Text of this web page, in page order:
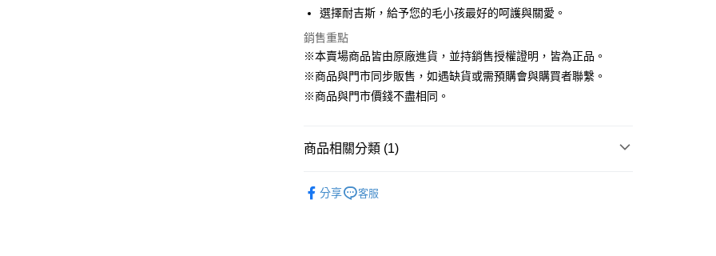
悠遊付
Google Pay
貨到付款
運送方式
每筆NT$85，滿NT$1,500(含以上)免運費
選擇耐吉斯，給予您的毛小孩最好的呵護與關愛。
銷售重點
※本賣場商品皆由原廠進貨，並持銷售授權證明，皆為正品。
※商品與門市同步販售，如遇缺貨或需預購會與購買者聯繫。
※商品與門市價錢不盡相同。
商品相關分類 (1)
分享
客服